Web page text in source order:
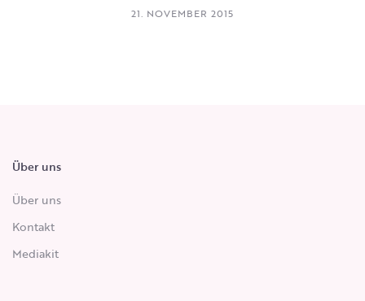
21. NOVEMBER 2015
Über uns
Über uns
Kontakt
Mediakit